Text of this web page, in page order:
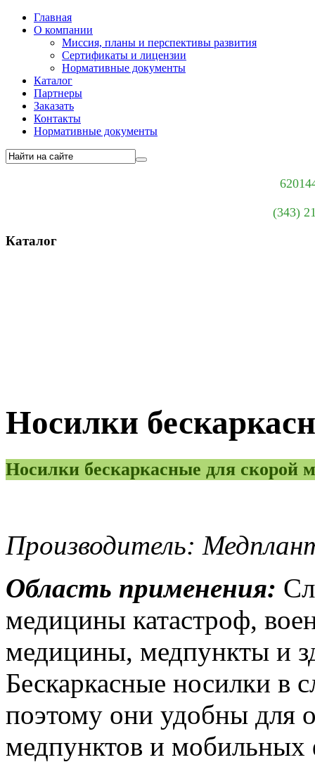
Главная
О компании
Миссия, планы и перспективы развития
Сертификаты и лицензии
Нормативные документы
Каталог
Партнеры
Заказать
Контакты
Нормативные документы
(343)
Каталог
Носилки
Носилки бескаркасные для
Производитель:
Область применения:
медицины катастроф,
медицины, медпункты и
Бескаркасные носилки в
поэтому они удобны для
медпунктов и